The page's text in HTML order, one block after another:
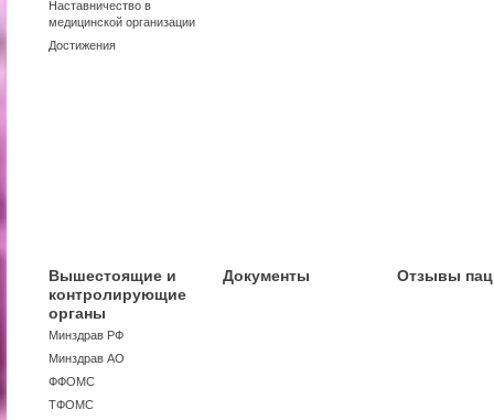
Наставничество в
медицинской организации
Достижения
Вышестоящие и
контролирующие
органы
Минздрав РФ
Минздрав АО
ФФОМС
ТФОМС
Документы Отзывы